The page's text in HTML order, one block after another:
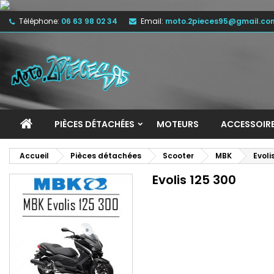
Téléphone: 06 63 98 02 34 Email:
PIÈCES DÉTACHÉES MOTEURS
Accueil Pièces détachées Scooter MBK
Evolis 125 300